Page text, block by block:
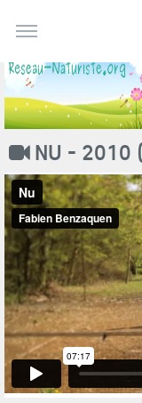
NU - 2010